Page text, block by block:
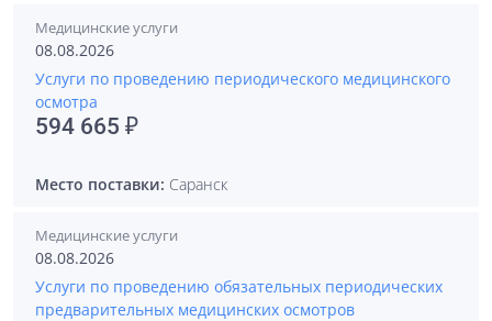
Медицинские услуги
08.08.2026
Услуги по проведению периодического медицинского
осмотра
594 665 ₽
Место поставки: Саранск
Медицинские услуги
08.08.2026
Услуги по проведению обязательных периодических
предварительных медицинских осмотров